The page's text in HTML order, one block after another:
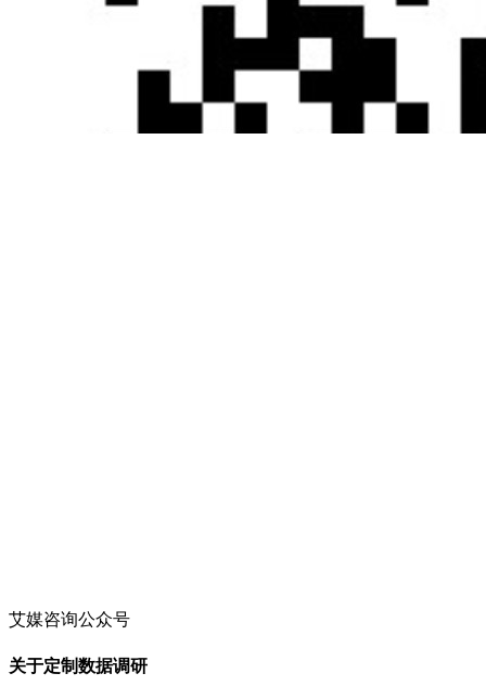
艾媒咨询公众号
关于定制数据调研